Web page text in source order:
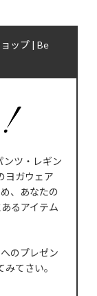
ップ | Be
ンツ・レギン
ヨガウェア
、あなたの
るアイテム
のプレゼン
てさい。